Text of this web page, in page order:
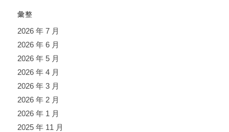
彙整
2026 年 7 月
2026 年 6 月
2026 年 5 月
2026 年 4 月
2026 年 3 月
2026 年 2 月
2026 年 1 月
2025 年 11 月